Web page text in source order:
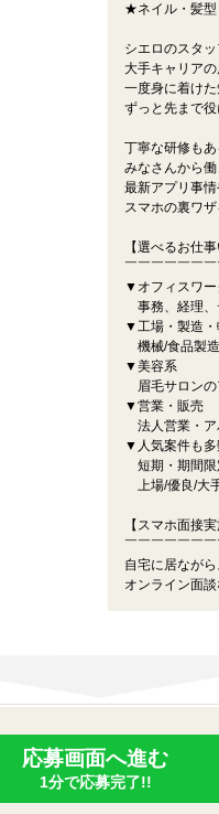
★ネイル・髪型
シエロのスタッ
大手キャリア
一度身に着けた
ずっと先まで役
丁寧な研修もあ
みなさんから
最新アプリ事情
スマホの裏ワ
【選べるお仕事
￣￣￣￣￣￣
▼オフィスワー
事務、経理、
▼工場・製造・
機械/食品製
▼美容系
眉毛サロンの
▼営業・販売
法人営業・ア
▼人気案件も多
短期・期間限
上場/優良/大
【スマホ面接実
￣￣￣￣￣￣￣
自宅に居なが
オンライン面談
応募画面へ進む
1分で応募完了!!